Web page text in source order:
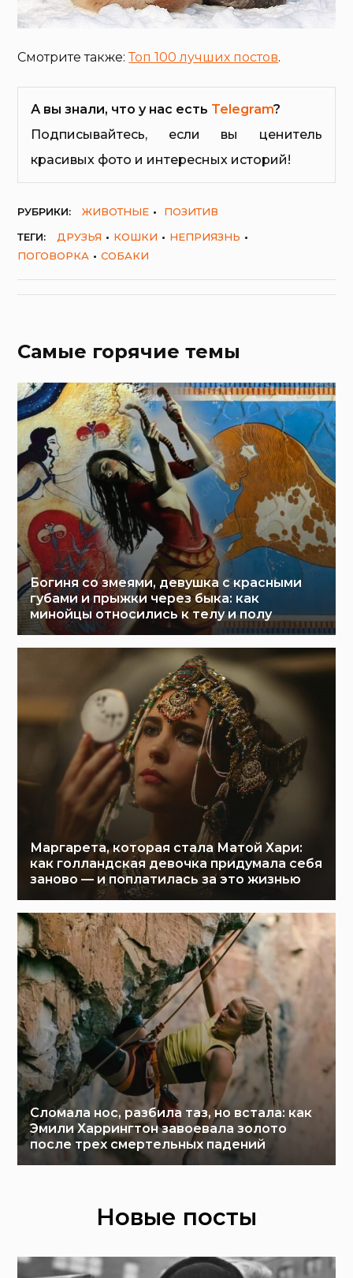
Смотрите также:Топ 100 лучших постов.
А вы знали, что у нас есть Telegram?
Подписывайтесь, если вы ценитель
красивых фото и интересных историй!
РУБРИКИ: ЖИВОТНЫЕ
ПОЗИТИВ
ТЕГИ:
ДРУЗЬЯ КОШКИ
НЕПРИЯЗНЬ
ПОГОВОРКА
СОБАКИ
Самые горячие темы
Богиня со змеями, девушка с красными
губами и прыжки через быка: как
минойцы относились к телу и полу
Маргарета, которая стала Матой Хари:
как голландская девочка придумала себя
заново — и поплатилась за это жизнью
Сломала нос, разбила таз, но встала: как
Эмили Харрингтон завоевала золото
после трех смертельных падений
Новые посты